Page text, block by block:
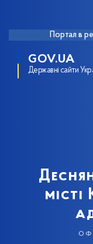
Портал в
GOV.UA
Державні сайти